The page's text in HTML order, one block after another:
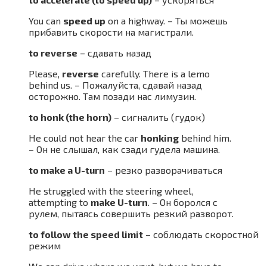
You can speed up on a highway. – Ты можешь
прибавить скорости на магистрали.
to reverse – сдавать назад
Please, reverse carefully. There is a lemo
behind us. – Пожалуйста, сдавай назад
осторожно. Там позади нас лимузин.
to honk (the horn) – сигналить (гудок)
He could not hear the car honking behind him.
– Он не слышал, как сзади гудела машина.
to make a U-turn – резко разворачиваться
He struggled with the steering wheel,
attempting to make U-turn. – Он боролся с
рулем, пытаясь совершить резкий разворот.
to follow the speed limit – соблюдать скоростной
режим